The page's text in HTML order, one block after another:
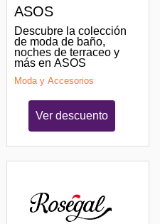
ASOS
Descubre la colección
de moda de baño,
noches de terraceo y
más en ASOS
Moda y Accesorios
Ver descuento